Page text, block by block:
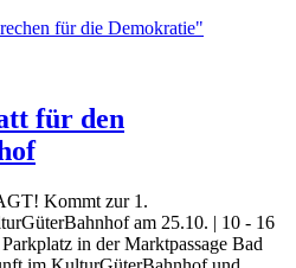
für die Demokratie"
für den
Kommt zur 1.
am 25.10. | 10 - 16
in der Marktpassage Bad